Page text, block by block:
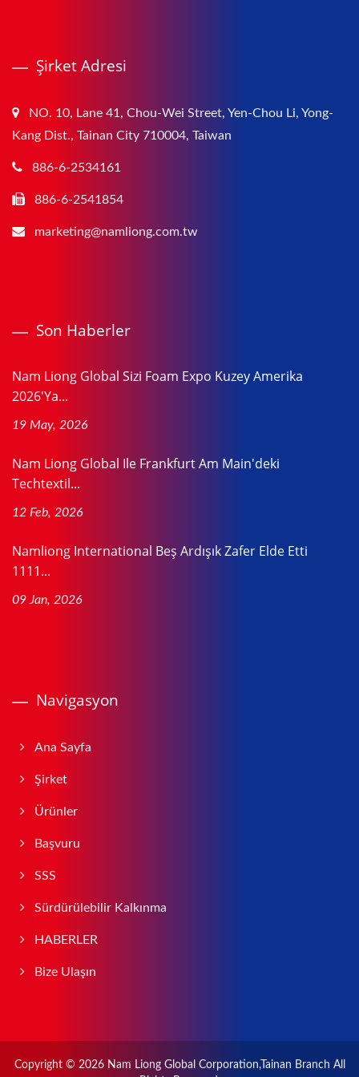
Şirket Adresi
NO. 10, Lane 41, Chou-Wei Street, Yen-Chou Li, Yong-
Kang Dist., Tainan City 710004, Taiwan
886-6-2534161
886-6-2541854
marketing@namliong.com.tw
Son Haberler
Nam Liong Global Sizi Foam Expo Kuzey Amerika
2026'ya...
19 May, 2026
Nam Liong Global Ile Frankfurt Am Main'deki
Techtextil...
12 Feb, 2026
Namliong International Beş Ardışık Zafer Elde Etti
1111...
09 Jan, 2026
Navigasyon
Ana Sayfa
Şirket
Ürünler
Başvuru
SSS
Sürdürülebilir Kalkınma
HABERLER
Bize Ulaşın
Copyright © 2026 Nam Liong Global Corporation,Tainan Branch All